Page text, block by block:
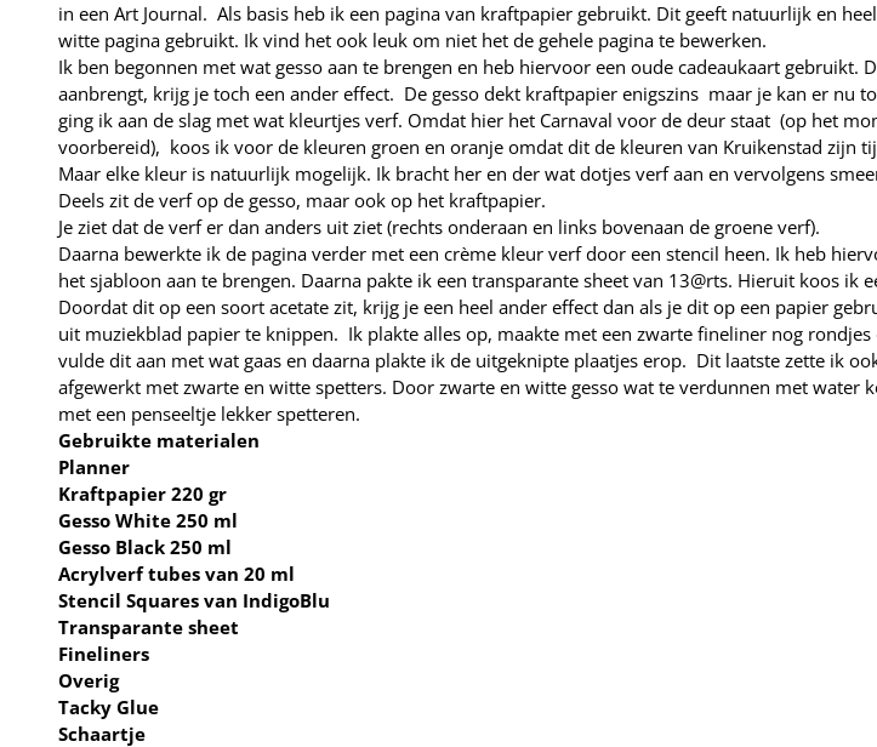
in een Art Journal. Als basis heb ik een pagina van kraftpapier gebruikt. Dit geeft natuurlijk en
witte pagina gebruikt. Ik vind het ook leuk om niet het de gehele pagina te bewerken.
Ik ben begonnen met wat gesso aan te brengen en heb hiervoor een oude cadeaukaart gebruikt.
aanbrengt, krijg je toch een ander effect. De gesso dekt kraftpapier enigszins maar je kan er nu
ging ik aan de slag met wat kleurtjes verf. Omdat hier het Carnaval voor de deur staat (op het
voorbereid), koos ik voor de kleuren groen en oranje omdat dit de kleuren van Kruikenstad zijn
Maar elke kleur is natuurlijk mogelijk. Ik bracht her en der wat dotjes verf aan en vervolgens
Deels zit de verf op de gesso, maar ook op het kraftpapier.
Je ziet dat de verf er dan anders uit ziet (rechts onderaan en links bovenaan de groene verf).
Daarna bewerkte ik de pagina verder met een crème kleur verf door een stencil heen. Ik heb
het sjabloon aan te brengen. Daarna pakte ik een transparante sheet van 13@rts. Hieruit koos ik
Doordat dit op een soort acetate zit, krijg je een heel ander effect dan als je dit op een papier
uit muziekblad papier te knippen. Ik plakte alles op, maakte met een zwarte fineliner nog
vulde dit aan met wat gaas en daarna plakte ik de uitgeknipte plaatjes erop. Dit laatste zette ik
afgewerkt met zwarte en witte spetters. Door zwarte en witte gesso wat te verdunnen met water
met een penseeltje lekker spetteren.
Gebruikte materialen
Planner
Kraftpapier 220 gr
Gesso White 250 ml
Gesso Black 250 ml
Acrylverf tubes van 20 ml
Stencil Squares van IndigoBlu
Transparante sheet
Fineliners
Overig
Tacky Glue
Schaartje